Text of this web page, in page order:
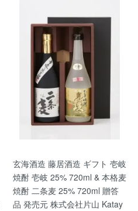
玄海酒造 藤居酒造 ギフト 壱岐
焼酎 壱岐 25% 720ml & 本格麦
焼酎 二条麦 25% 720ml 贈答
品 発売元 株式会社片山 Katay